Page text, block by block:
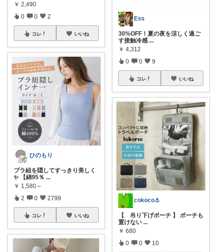
￥ 2,490
0 0 2
コレ いいね
ひのもり
ブラ紐を隠してすっきり美しく
✨ 【綿95％ ...
￥ 1,580～
2 0 2799
コレ いいね
Ess
30%OFF！夏の夜を涼しく過ご
す接触冷感 ...
￥ 4,312
0 0 9
コレ いいね
cokoco⚓︎
【 吊り下げポーチ 】 ポーチも
置けない ...
￥ 680
0 0 10